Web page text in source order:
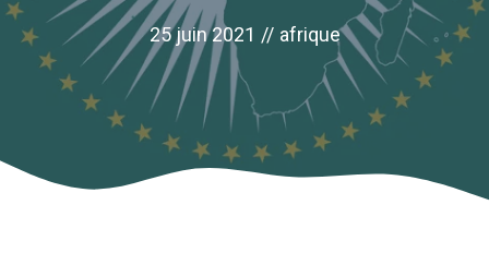
25 juin 2021 // afrique